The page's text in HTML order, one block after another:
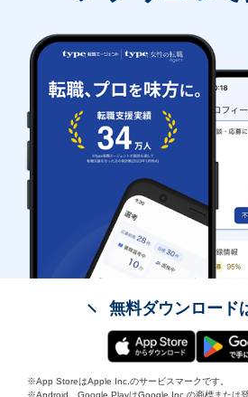
無料ダウンロード
※App StoreはApple Inc.のサービスマークです。
※Android、Google PlayはGoogle Inc.の商標または登